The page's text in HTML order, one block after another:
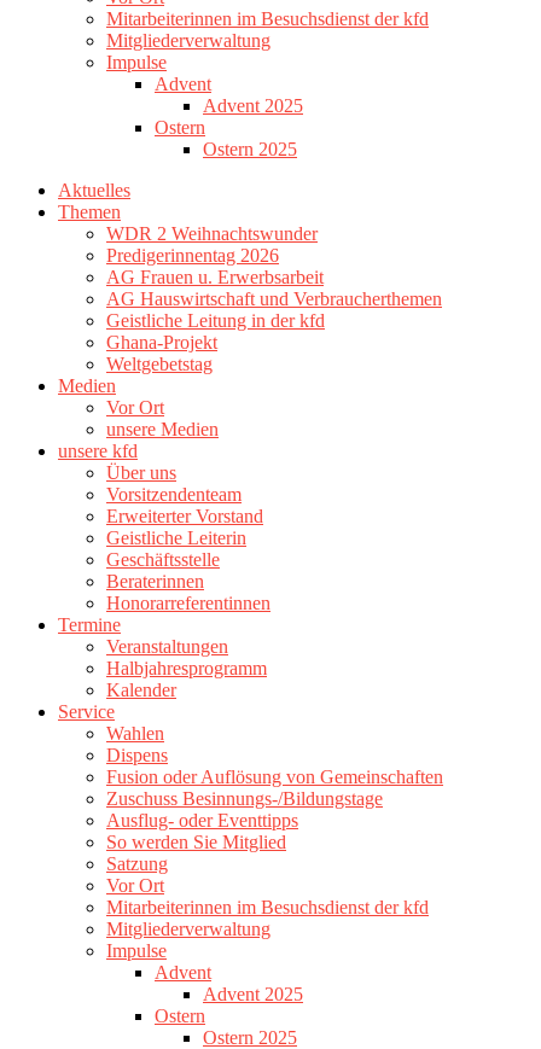
Mitarbeiterinnen im Besuchsdienst der kfd
Mitgliederverwaltung
Impulse
Advent
Advent 2025
Ostern
Ostern 2025
Aktuelles
Themen
WDR 2 Weihnachtswunder
Predigerinnentag 2026
AG Frauen u. Erwerbsarbeit
AG Hauswirtschaft und Verbraucherthemen
Geistliche Leitung in der kfd
Ghana-Projekt
Weltgebetstag
Medien
Vor Ort
unsere Medien
unsere kfd
Über uns
Vorsitzendenteam
Erweiterter Vorstand
Geistliche Leiterin
Geschäftsstelle
Beraterinnen
Honorarreferentinnen
Termine
Veranstaltungen
Halbjahresprogramm
Kalender
Service
Wahlen
Dispens
Fusion oder Auflösung von Gemeinschaften
Zuschuss Besinnungs-/Bildungstage
Ausflug- oder Eventtipps
So werden Sie Mitglied
Satzung
Vor Ort
Mitarbeiterinnen im Besuchsdienst der kfd
Mitgliederverwaltung
Impulse
Advent
Advent 2025
Ostern
Ostern 2025